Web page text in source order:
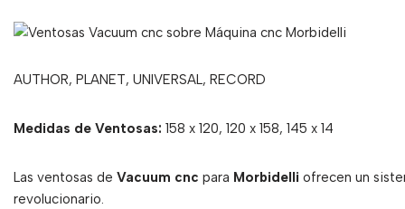
AUTHOR, PLANET, UNIVERSAL, RECORD
Medidas de Ventosas: 158 x 120, 120 x 158, 145 x 14
Las ventosas de Vacuum cnc para Morbidelli ofrecen un
revolucionario.